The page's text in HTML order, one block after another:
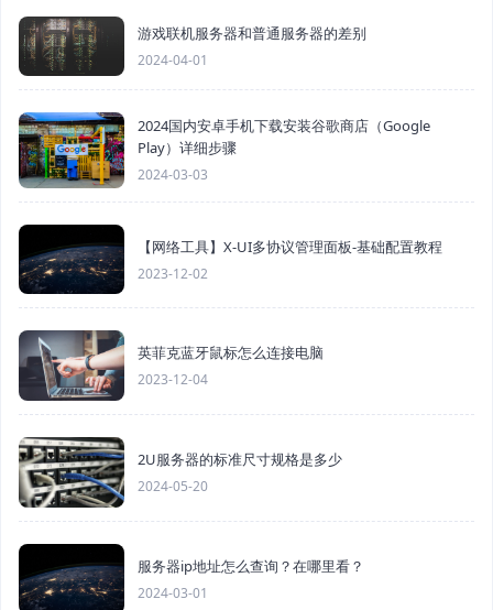
游戏联机服务器和普通服务器的差别
2024-04-01
2024国内安卓手机下载安装谷歌商店（Google
Play）详细步骤
2024-03-03
【网络工具】X-UI多协议管理面板-基础配置教程
2023-12-02
英菲克蓝牙鼠标怎么连接电脑
2023-12-04
2U服务器的标准尺寸规格是多少
2024-05-20
服务器ip地址怎么查询？在哪里看？
2024-03-01